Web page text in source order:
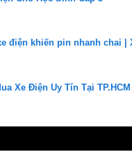
điện khiến pin nhanh chai |
Xe Điện Uy Tín Tại TP.HCM